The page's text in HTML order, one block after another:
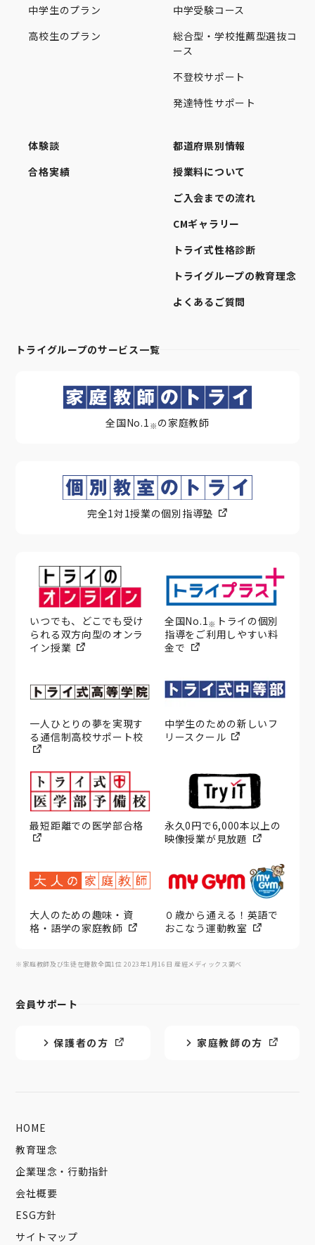
中学生のプラン
高校生のプラン
中学受験コース
総合型・学校推薦型選抜コ
ース
不登校サポート
発達特性サポート
体験談
合格実績
都道府県別情報
授業料について
ご入会までの流れ
CMギャラリー
トライ式性格診断
トライグループの教育理念
よくあるご質問
トライグループのサービス一覧
全国No.1 ※ の家庭教師
完全1対1授業の個別指導塾
いつでも、どこでも受け
られる双方向型のオンラ
イン授業
全国No.1※ トライの個別
指導をご利用しやすい料
金で
一人ひとりの夢を実現す
る通信制高校サポート校
中学生のための新しいフ
リースクール
最短距離での医学部合格
永久0円で6,000本以上の
映像授業が見放題
大人のための趣味・資
格・語学の家庭教師
０歳から通える！英語で
おこなう運動教室
※家庭教師及び生徒在籍数全国1位 2023年1月16日 産經メディックス調べ
会員サポート
保護者の方 家庭教師の方
HOME
教育理念
企業理念・行動指針
会社概要
ESG方針
サイトマップ